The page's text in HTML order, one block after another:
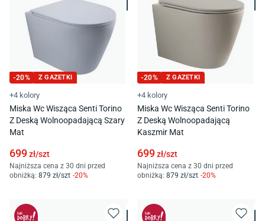
-20% Z GAZETKI
+4 kolory
Miska Wc Wisząca Senti Torino
Z Deską Wolnoopadającą Szary
Mat
699zł/szt
Najniższa cena z 30 dni przed
obniżką: 879 zł/szt -20%
-20% Z GAZETKI
+4 kolory
Miska Wc Wisząca Senti Torino
Z Deską Wolnoopadającą
Kaszmir Mat
699zł/szt
Najniższa cena z 30 dni przed
obniżką: 879 zł/szt -20%